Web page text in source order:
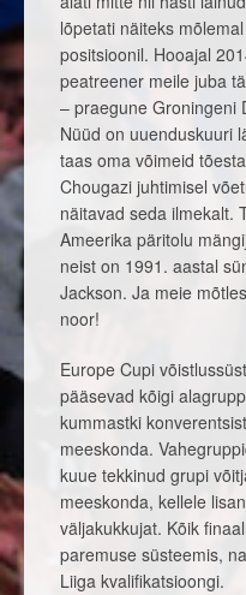
lõpetati näiteks
positsioonil. Hooajal
peatreener meile juba
– praegune Groningeni
Nüüd on uuenduskuuri
taas oma võimeid
Chougazi juhtimisel
näitavad seda ilmekalt.
Ameerika päritolu
neist on 1991. aastal
Jackson. Ja meie
noor!
Europe Cupi
pääsevad kõigi
kummastki
meeskonda.
kuue tekkinud grupi
meeskonda, kellele
väljakukkujat. Kõik
paremuse süsteemis,
Liiga kvalifikatsioongi.